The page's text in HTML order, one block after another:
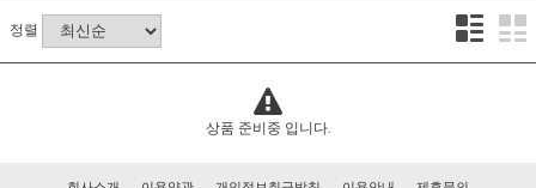
정렬
상품 준비중 입니다.